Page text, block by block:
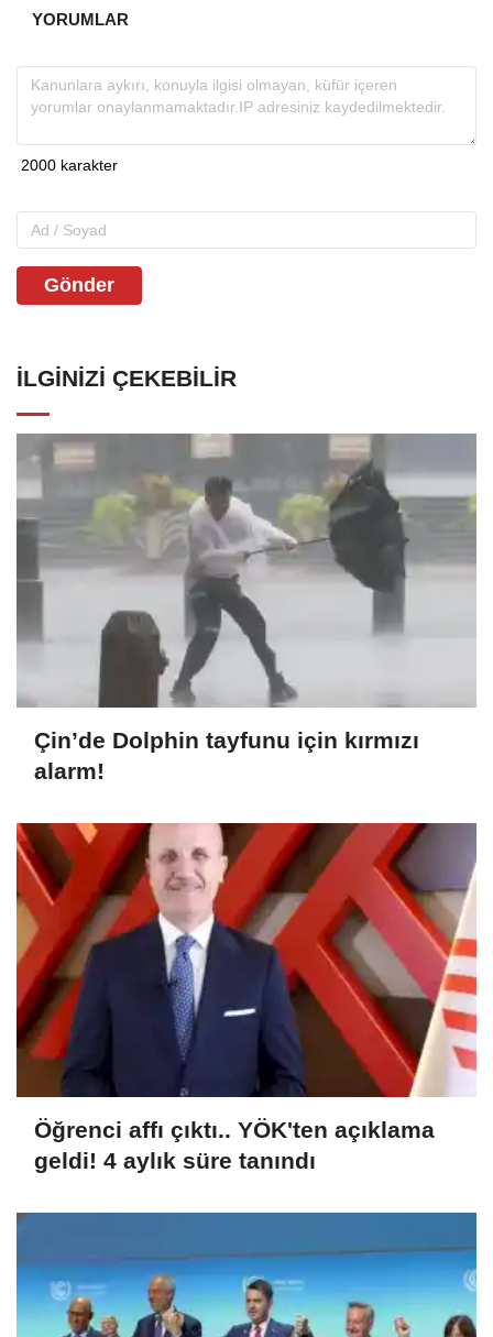
YORUMLAR
Gönder
İLGINIZI ÇEKEBILIR
Çin’de Dolphin tayfunu için kırmızı
alarm!
Öğrenci affı çıktı.. YÖK'ten açıklama
geldi! 4 aylık süre tanındı